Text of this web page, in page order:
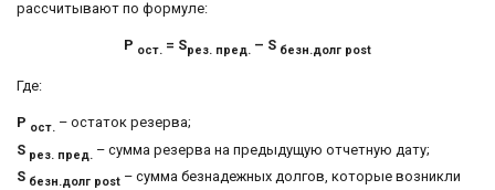
рассчитывают по формуле:
Р ост. = Sрез. пред. – S безн.долг post
Где:
Р ост. – остаток резерва;
S рез. пред. – сумма резерва на предыдущую отчетную дату;
S безн.долг post – сумма безнадежных долгов, которые возникли